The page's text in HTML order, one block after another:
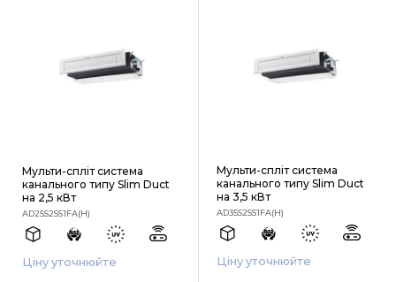
Мульти-спліт система
канального типу Slim Duct
на 2,5 кВт
AD25S2SS1FA(H)
Ціну уточнюйте
Мульти-спліт система
канального типу Slim Duct
на 3,5 кВт
AD35S2SS1FA(H)
Ціну уточнюйте